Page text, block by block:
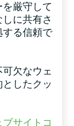
厳守して
に共有さ
る信頼で
欠なウェ
したクッ
ブサイトコ